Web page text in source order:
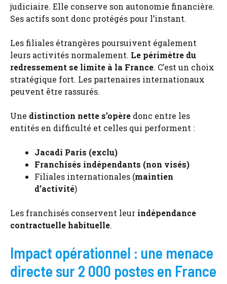
judiciaire. Elle conserve son autonomie financière.
Ses actifs sont donc protégés pour l’instant.
Les filiales étrangères poursuivent également
leurs activités normalement. Le périmètre du
redressement se limite à la France. C’est un choix
stratégique fort. Les partenaires internationaux
peuvent être rassurés.
Une distinction nette s’opère donc entre les
entités en difficulté et celles qui performent :
Jacadi Paris (exclu)
Franchisés indépendants (non visés)
Filiales internationales (maintien
d’activité)
Les franchisés conservent leur indépendance
contractuelle habituelle.
Impact opérationnel : une menace
directe sur 2 000 postes en France